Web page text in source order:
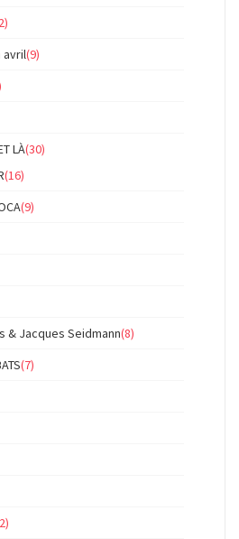
avril(9)
LÀ(30)
(16)
(9)
& Jacques Seidmann(8)
(7)